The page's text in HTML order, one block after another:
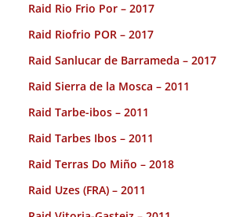
Raid Rio Frio Por – 2017
Raid Riofrio POR – 2017
Raid Sanlucar de Barrameda – 2017
Raid Sierra de la Mosca – 2011
Raid Tarbe-ibos – 2011
Raid Tarbes Ibos – 2011
Raid Terras Do Miño – 2018
Raid Uzes (FRA) – 2011